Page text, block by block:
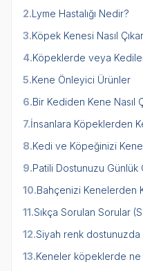
2.Lyme Hastalığı Nedir?
3.Köpek Kenesi Nasıl
4.Köpeklerde veya
5.Kene Önleyici Ürünler
6.Bir Kediden Kene Nasıl
7.İnsanlara Köpeklerden
8.Kedi ve Köpeğinizi
9.Patili Dostunuzu Günlük
10.Bahçenizi Kenelerden
11.Sıkça Sorulan Sorular
12.Siyah renk dostunuzda
13.Keneler köpeklerde